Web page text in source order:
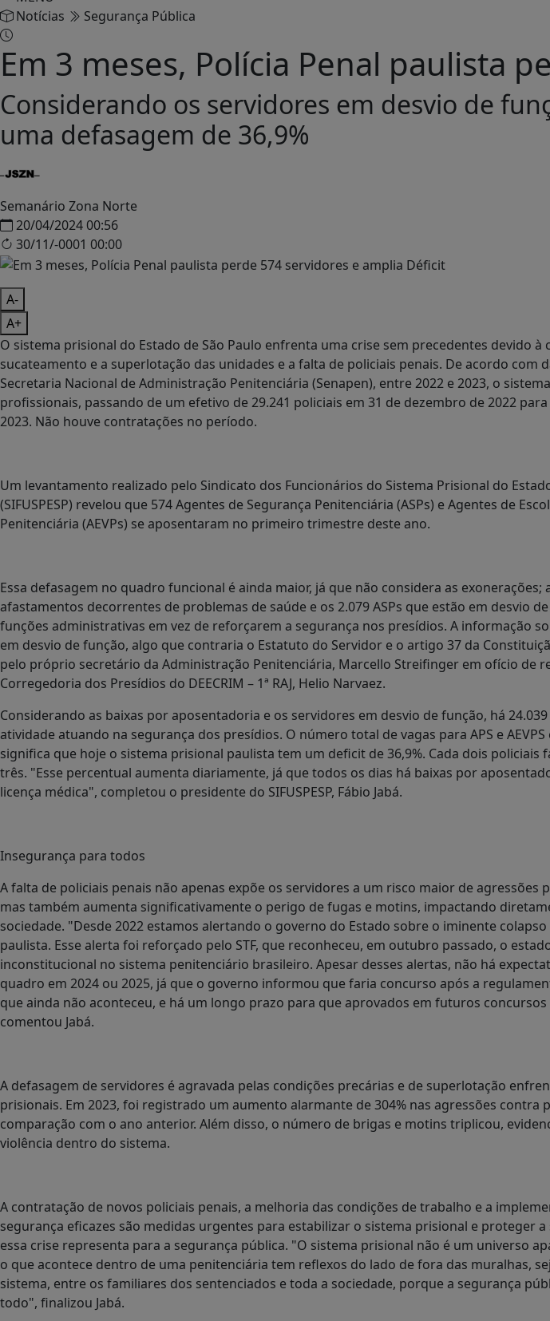
Notícias
Segurança Pública
Em 3 meses, Polícia Penal paulista
Considerando os servidores em desvio de
uma defasagem de 36,9%
Semanário Zona Norte
20/04/2024 00:56
30/11/-0001 00:00
A-
A+
O sistema prisional do Estado de São Paulo enfrenta uma crise sem precedentes devido à
sucateamento e a superlotação das unidades e a falta de policiais penais. De acordo com
Secretaria Nacional de Administração Penitenciária (Senapen), entre 2022 e 2023, o
profissionais, passando de um efetivo de 29.241 policiais em 31 de dezembro de 2022
2023. Não houve contratações no período.
Um levantamento realizado pelo Sindicato dos Funcionários do Sistema Prisional do
(SIFUSPESP) revelou que 574 Agentes de Segurança Penitenciária (ASPs) e Agentes de
Penitenciária (AEVPs) se aposentaram no primeiro trimestre deste ano.
Essa defasagem no quadro funcional é ainda maior, já que não considera as exonerações;
afastamentos decorrentes de problemas de saúde e os 2.079 ASPs que estão em desvio
funções administrativas em vez de reforçarem a segurança nos presídios. A informação
em desvio de função, algo que contraria o Estatuto do Servidor e o artigo 37 da
pelo próprio secretário da Administração Penitenciária, Marcello Streifinger em ofício de
Corregedoria dos Presídios do DEECRIM – 1ª RAJ, Helio Narvaez.
Considerando as baixas por aposentadoria e os servidores em desvio de função, há
atividade atuando na segurança dos presídios. O número total de vagas para APS e AEVPS
significa que hoje o sistema prisional paulista tem um deficit de 36,9%. Cada dois policiais
três. "Esse percentual aumenta diariamente, já que todos os dias há baixas por
licença médica", completou o presidente do SIFUSPESP, Fábio Jabá.
Insegurança para todos
A falta de policiais penais não apenas expõe os servidores a um risco maior de agressões
mas também aumenta significativamente o perigo de fugas e motins, impactando
sociedade. "Desde 2022 estamos alertando o governo do Estado sobre o iminente
paulista. Esse alerta foi reforçado pelo STF, que reconheceu, em outubro passado, o
inconstitucional no sistema penitenciário brasileiro. Apesar desses alertas, não há
quadro em 2024 ou 2025, já que o governo informou que faria concurso após a
que ainda não aconteceu, e há um longo prazo para que aprovados em futuros
comentou Jabá.
A defasagem de servidores é agravada pelas condições precárias e de superlotação
prisionais. Em 2023, foi registrado um aumento alarmante de 304% nas agressões contra
comparação com o ano anterior. Além disso, o número de brigas e motins triplicou,
violência dentro do sistema.
A contratação de novos policiais penais, a melhoria das condições de trabalho e a
segurança eficazes são medidas urgentes para estabilizar o sistema prisional e proteger
essa crise representa para a segurança pública. "O sistema prisional não é um universo
o que acontece dentro de uma penitenciária tem reflexos do lado de fora das muralhas,
sistema, entre os familiares dos sentenciados e toda a sociedade, porque a segurança
todo", finalizou Jabá.